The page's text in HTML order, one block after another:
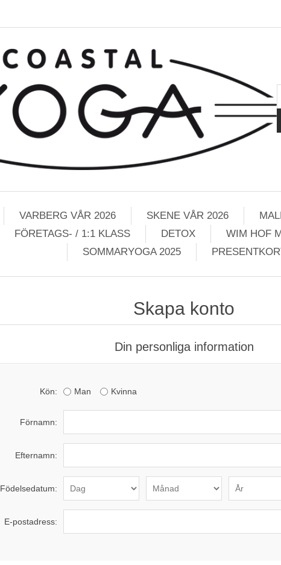
VARBERG VÅR 2026 SKENE VÅR 2026
FÖRETAGS- / 1:1 KLASS DETOX WIM HOF
SOMMARYOGA 2025
Skapa konto
Din personliga information
Kön: Man Kvinna
Förnamn:
Efternamn:
Födelsedatum:
E-postadress: